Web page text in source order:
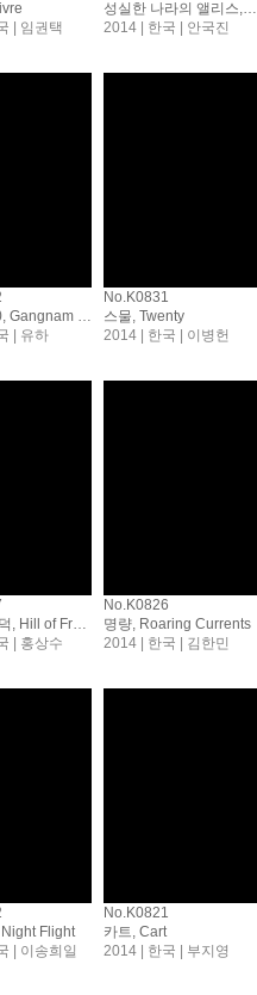
| 임권택
성실한 나라의 앨리스, Alice In Earnestland
2014 | 한국 | 안국진
강남 1970, Gangnam Blues
| 유하
No.K0831
스물, Twenty
2014 | 한국 | 이병헌
자유의 언덕, Hill of Freedom
| 홍상수
No.K0826
명량, Roaring Currents
2014 | 한국 | 김한민
Flight
| 이송희일
No.K0821
카트, Cart
2014 | 한국 | 부지영